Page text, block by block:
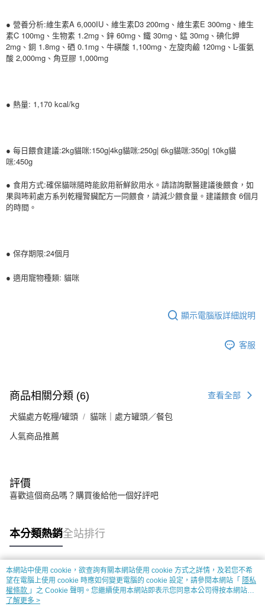
● 營養分析:維生素A 6,000IU、維生素D3 200mg、維生素E 300mg、維生
素C 100mg、生物素 1.2mg、鋅 60mg、鐵 30mg、錳 30mg、碘化鉀
2mg、銅 1.8mg、硒 0.1mg、牛磺酸 1,100mg、左旋肉鹼 120mg、L-蛋氨
酸 2,000mg、角豆膠 1,000mg
● 熱量: 1,170 kcal/kg
● 每日餵食建議:2kg貓咪:150g|4kg貓咪:250g| 6kg貓咪:350g| 10kg貓
咪:450g
● 食用方式:確保貓咪隨時能飲用新鮮飲用水。請諮詢獸醫建議後餵食，如
果與咘莉處方系列乾糧腎臟配方一同餵食，請減少餵食量。建議餵食 6個月
的時間。
● 保存期限:24個月
● 適用寵物種類: 貓咪
顯示電腦版詳細說明
客服
商品相關分類 (6) 查看全部
犬貓處方乾糧/罐頭 貓咪｜處方罐頭／餐包
人氣商品推薦
評價
喜歡這個商品嗎？購買後給他一個好評吧
本分類熱銷全站排行
熱門標籤
本網站中使用 cookie，欲查詢有關本網站使用 cookie 方式之詳情，及若您不希
望在電腦上使用 cookie 時應如何變更電腦的 cookie 設定，請參閱本網站「 隱私
權條款 」之 Cookie 聲明。您繼續使用本網站即表示您同意本公司得按本網站使
用條款之 Cookie 聲明使用 cookie。
了解更多 >